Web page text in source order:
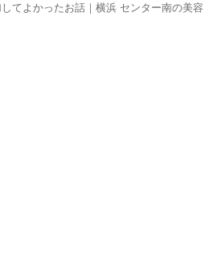
てよかったお話｜横浜 センター南の美容